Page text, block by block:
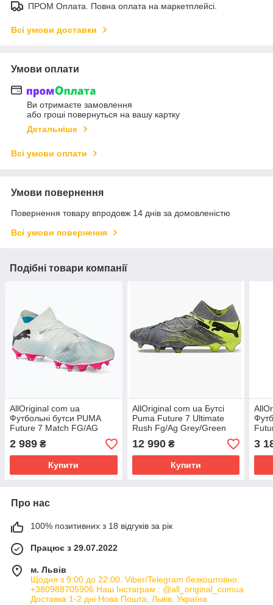
ПРОМ Оплата. Повна оплата на маркетплейсі.
Всі умови доставки
Умови оплати
Ви отримаєте замовлення
або гроші повернуться на вашу картку
Детальніше
Всі умови оплати
Умови повернення
Повернення товару впродовж 14 днів за домовленістю
Всі умови повернення
Подібні товари компанії
AllOriginal com ua
Футбольні бутси PUMA
Future 7 Match FG/AG
пума білі / пума чорні /
отруйно-рожеві РОЗМІРИ
2 989 ₴
Купити
AllOriginal com ua Бутсі
Puma Future 7 Ultimate
Rush Fg/Ag Grey/Green
107828-001 РОЗМІРИ
ЗАПІТУЙТЕ
12 990₴
Купити
FG/
3
Про нас
100% позитивних з 18 відгуків за рік
Працює з 29.07.2022
м. Львів
Щодня з 9:00 до 22:00. Viber/Telegram безкоштовно:
+380988705906 Наш Інстаграм : @all_original_comua
Доставка 1-2 дні Нова Пошта, Львів, Україна